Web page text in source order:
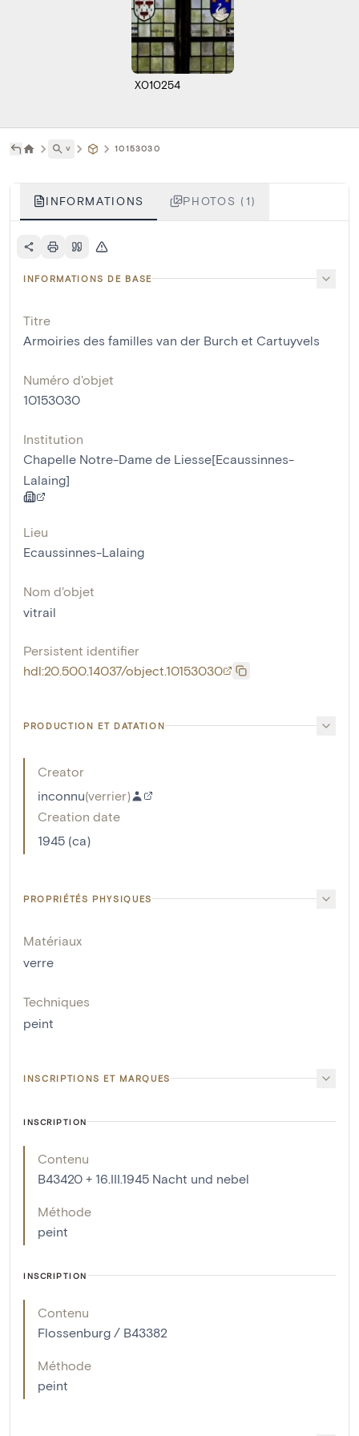
X010254
˅ 10153030
INFORMATIONS PHOTOS (1)
INFORMATIONS DE BASE
Titre
Armoiries des familles van der Burch et Cartuyvels
Numéro d'objet
10153030
Institution
Chapelle Notre-Dame de Liesse[Ecaussinnes-
Lalaing]
Lieu
Ecaussinnes-Lalaing
Nom d'objet
vitrail
Persistent identifier
hdl:20.500.14037/object.10153030
PRODUCTION ET DATATION
Creator
inconnu(verrier)
Creation date
1945 (ca)
PROPRIÉTÉS PHYSIQUES
Matériaux
verre
Techniques
peint
INSCRIPTIONS ET MARQUES
INSCRIPTION
Contenu
B43420 + 16.III.1945 Nacht und nebel
Méthode
peint
INSCRIPTION
Contenu
Flossenburg / B43382
Méthode
peint